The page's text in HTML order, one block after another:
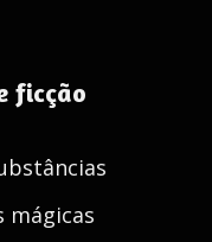
ficção
mágicas